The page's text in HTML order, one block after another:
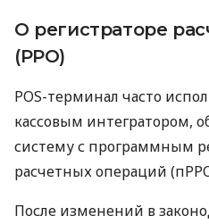
О регистраторе
(РРО)
POS-терминал часто
кассовым интегратором,
систему с программным
расчетных операций
После изменений в